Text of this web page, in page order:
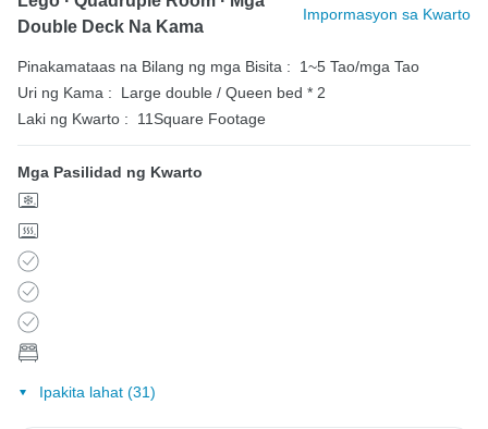
Double Deck Na Kama
Impormasyon sa Kwarto
Pinakamataas na Bilang ng mga Bisita :
1~5 Tao/mga Tao
Uri ng Kama :
Large double / Queen bed * 2
Laki ng Kwarto :
11Square Footage
Mga Pasilidad ng Kwarto
Ipakita lahat (31)